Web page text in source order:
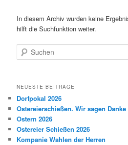
In diesem Archiv wurden keine
hilft die Suchfunktion weiter.
Suchen
NEUESTE BEITRÄGE
Dorfpokal 2026
Ostereierschießen. Wir sagen Danke
Ostern 2026
Ostereier Schießen 2026
Kompanie Wahlen der Herren